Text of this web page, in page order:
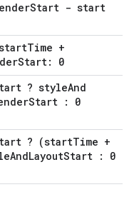
Start - start
Time +
Start: 0
? styleAnd
Start : 0
? (startTime +
AndLayoutStart : 0